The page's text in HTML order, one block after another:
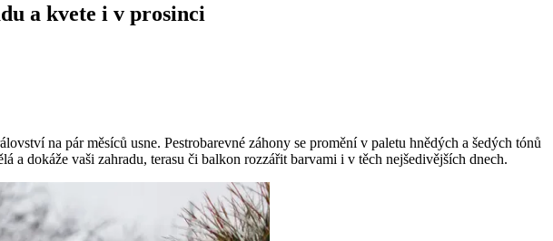
a kvete i v prosinci
na pár měsíců usne. Pestrobarevné záhony se promění v paletu hnědých a šedých tónů
a dokáže vaši zahradu, terasu či balkon rozzářit barvami i v těch nejšedivějších dnech.